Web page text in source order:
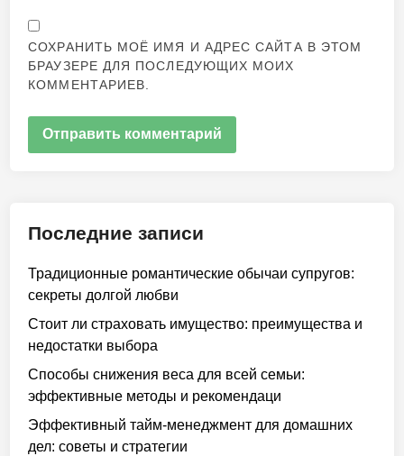
СОХРАНИТЬ МОЁ ИМЯ И АДРЕС САЙТА В ЭТОМ
БРАУЗЕРЕ ДЛЯ ПОСЛЕДУЮЩИХ МОИХ
КОММЕНТАРИЕВ.
Последние записи
Традиционные романтические обычаи супругов:
секреты долгой любви
Стоит ли страховать имущество: преимущества и
недостатки выбора
Способы снижения веса для всей семьи:
эффективные методы и рекомендаци
Эффективный тайм-менеджмент для домашних
дел: советы и стратегии